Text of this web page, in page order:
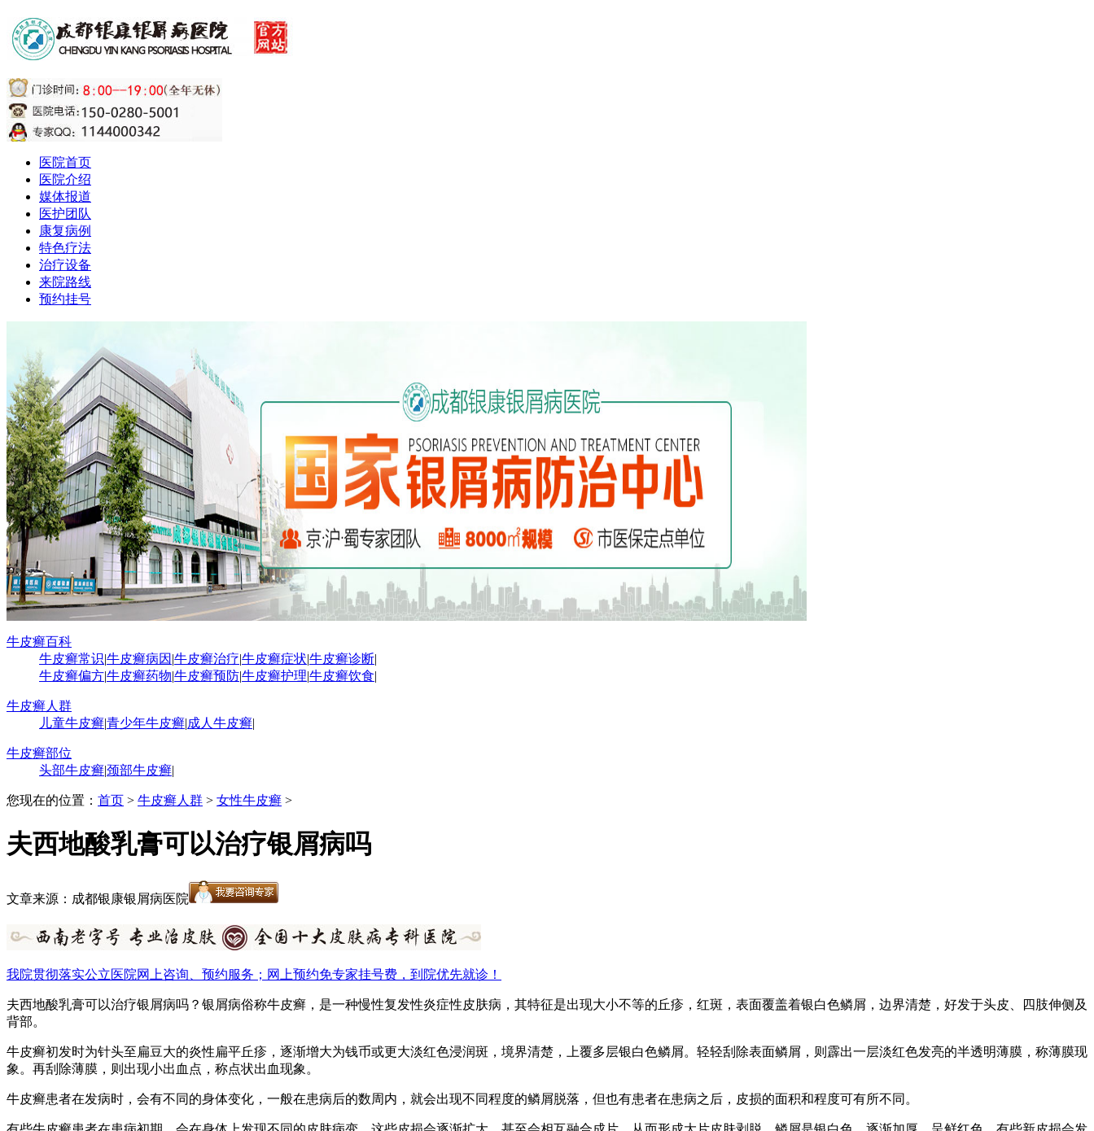
医院首页
医院介绍
媒体报道
医护团队
康复病例
特色疗法
治疗设备
来院路线
预约挂号
牛皮癣百科
牛皮癣常识|牛皮癣病因 |牛皮癣治疗|牛皮癣症状|牛皮癣诊断|
牛皮癣偏方|牛皮癣药物|牛皮癣预防|牛皮癣护理|牛皮癣饮食|
牛皮癣人群
儿童牛皮癣|青少年牛皮癣|成人牛皮癣|
牛皮癣部位
头部牛皮癣|颈部牛皮癣|
您现在的位置： 首页 > 牛皮癣人群 > 女性牛皮癣 >
夫西地酸乳膏可以治疗银屑病吗
文章来源：成都银康银屑病医院
我院贯彻落实公立医院网上咨询、预约服务；网上预约免专家挂号费，到院优先就诊！
夫西地酸乳膏可以治疗银屑病吗？银屑病俗称牛皮癣，是一种慢性复发性炎症性皮肤病，其特征是出现大小不等的丘疹，红斑，表面覆盖着银白色鳞屑，边界清楚，好发于头皮、四肢伸侧及
背部。
牛皮癣初发时为针头至扁豆大的炎性扁平丘疹，逐渐增大为钱币或更大淡红色浸润斑，境界清楚，上覆多层银白色鳞屑。轻轻刮除表面鳞屑，则霹出一层淡红色发亮的半透明薄膜，称薄膜现
象。再刮除薄膜，则出现小出血点，称点状出血现象。
牛皮癣患者在发病时，会有不同的身体变化，一般在患病后的数周内，就会出现不同程度的鳞屑脱落，但也有患者在患病之后，皮损的面积和程度可有所不同。